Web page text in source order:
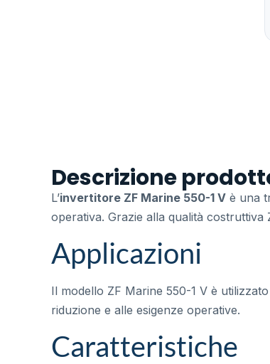
Descrizione
L’invertitore ZF Marine 550-1 V è una
operativa. Grazie alla qualità
Applicazioni
Il modello ZF Marine 550-1 V è
riduzione e alle esigenze operative.
Caratteristiche